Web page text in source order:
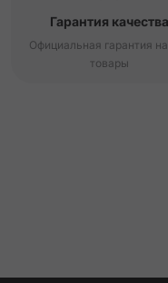
Гарантия качества
Официальная гарантия
товары